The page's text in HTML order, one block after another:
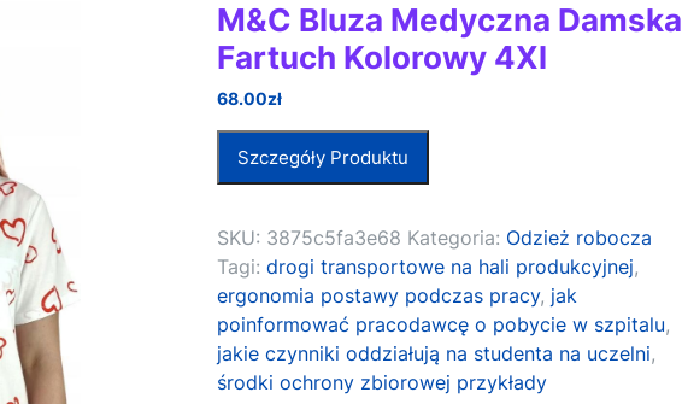
M&C Bluza Medyczna Damska
Fartuch Kolorowy 4Xl
68.00zł
Szczegóły Produktu
SKU: 3875c5fa3e68 Kategoria: Odzież robocza
Tagi:drogi transportowe na hali produkcyjnej,
ergonomia postawy podczas pracy, jak
poinformować pracodawcę o pobycie w szpitalu,
jakie czynniki oddziałują na studenta na uczelni,
środki ochrony zbiorowej przykłady